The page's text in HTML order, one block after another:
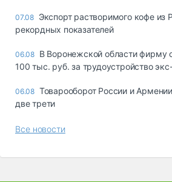
07.08 Экспорт растворимого кофе из
рекордных показателей
06.08 В Воронежской области фирму
100 тыс. руб. за трудоустройство
06.08 Товарооборот России и
две трети
Все новости